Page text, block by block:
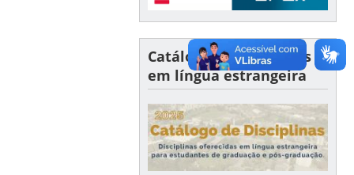
Catálogo de disciplinas
em língua estrangeira